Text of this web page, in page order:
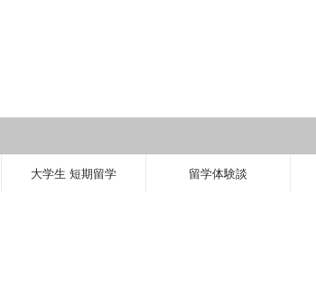
大学生 短期留学 留学体験談